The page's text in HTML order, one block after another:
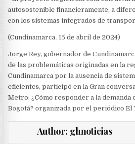
autosostenible financieramente, a
con los sistemas integrados de
(Cundinamarca, 15 de abril de 2024)
Jorge Rey, gobernador de
de las problemáticas originadas en la
Cundinamarca por la ausencia de
eficientes, participó en la Gran
Metro: ¿Cómo responder a la demanda
Bogotá? organizada por el periódico El
Author: ghnoticias